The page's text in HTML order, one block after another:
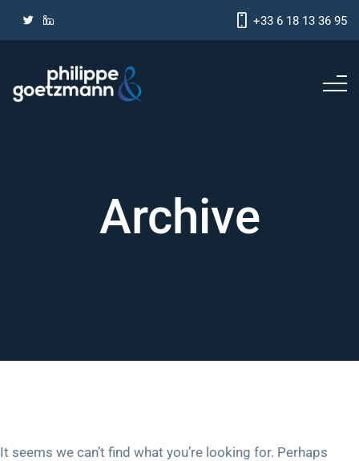
+33 6 18 13 36 95
Archive
It seems we can’t find what you’re looking for. Perhaps